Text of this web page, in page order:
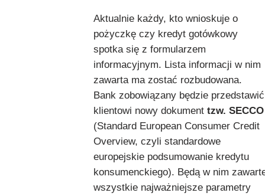
Aktualnie każdy, kto wnioskuje o
pożyczkę czy kredyt gotówkowy
spotka się z formularzem
informacyjnym. Lista informacji w nim
zawarta ma zostać rozbudowana.
Bank zobowiązany będzie przedstawić
klientowi nowy dokument tzw. SECCO
(Standard European Consumer Credit
Overview, czyli standardowe
europejskie podsumowanie kredytu
konsumenckiego). Będą w nim
wszystkie najważniejsze parametry